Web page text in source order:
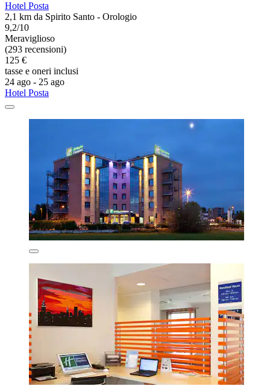
Hotel Posta
2,1 km da Spirito Santo - Orologio
9,2/10
Meraviglioso
(293 recensioni)
125 €
tasse e oneri inclusi
24 ago - 25 ago
Hotel Posta